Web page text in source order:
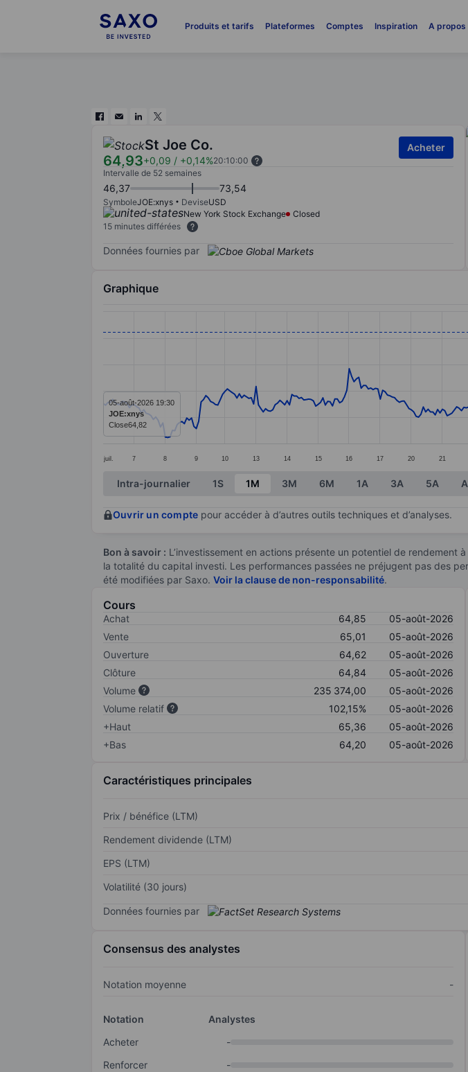
Produits et tarifs Plateformes Comptes Inspiration A propos
St Joe Co.
64,93+0,09 / +0,14%20:10:00
Acheter
Intervalle de 52 semaines
46,37 73,54
SymboleJOE:xnys DeviseUSD
New York Stock Exchange
Closed
15 minutes différées
Données fournies par
Graphique
The chart has 1 Y axis displaying values. Data ranges from 58.84 to
juil. 7 8 9 10 13 14 15 16 17 20 21
05-août-2026 19:30
JOE:xnys
Close64,82
End of interactive chart.
Intra-journalier 1S 1M 3M 6M 1A 3A 5A
Ouvrir un compte pour accéder à d’autres outils techniques et d’analyses.
Bon à savoir : L’investissement en actions présente un potentiel de rendement
la totalité du capital investi. Les performances passées ne préjugent pas des
été modifiées par Saxo. Voir la clause de non-responsabilité.
Cours
Achat 64,85
05-août-2026
Vente
65,01
05-août-2026
Ouverture
64,62
05-août-2026
Clôture
64,84
05-août-2026
Volume
235 374,00
05-août-2026
Volume relatif
102,15%
05-août-2026
+Haut
65,36
05-août-2026
+Bas
64,20 05-août-2026
Caractéristiques principales
Prix / bénéfice (LTM)
Rendement dividende (LTM)
EPS (LTM)
Volatilité (30 jours)
Données fournies par
Consensus des analystes
Notation moyenne -
Notation
Analystes
Acheter
-
Renforcer
-